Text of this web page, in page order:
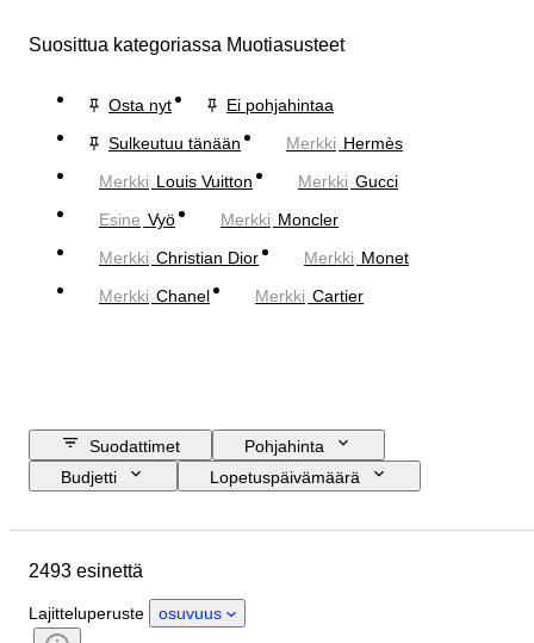
Suosittua kategoriassa Muotiasusteet
Osta nyt
Ei pohjahintaa
Sulkeutuu tänään
Merkki Hermès
Merkki Louis Vuitton Merkki Gucci
Esine Vyö Merkki Moncler
Merkki Christian Dior Merkki Monet
Merkki Chanel Merkki Cartier
Suodattimet
Pohjahinta
Budjetti
Lopetuspäivämäärä
Materiaali
Kivi
Hienous
Tyylisuuntaus
2493 esinettä
Lajitteluperuste osuvuus